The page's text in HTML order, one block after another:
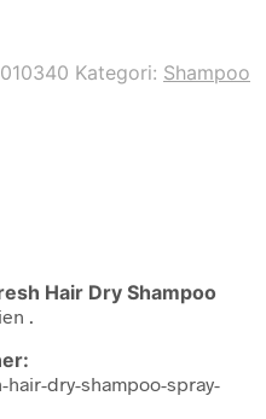
Kategori: Shampoo
Hair Dry Shampoo
.
dry-shampoo-spray-